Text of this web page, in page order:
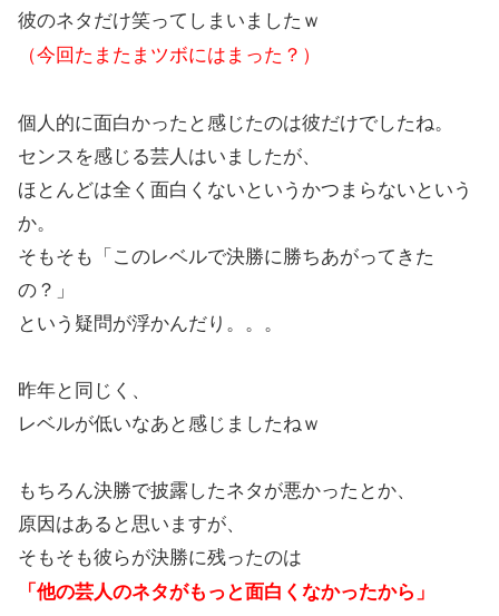
彼のネタだけ笑ってしまいましたｗ
（今回たまたまツボにはまった？）
個人的に面白かったと感じたのは彼だけでしたね。
センスを感じる芸人はいましたが、
ほとんどは全く面白くないというかつまらないという
か。
そもそも「このレベルで決勝に勝ちあがってきた
の？」
という疑問が浮かんだり。。。
昨年と同じく、
レベルが低いなあと感じましたねｗ
もちろん決勝で披露したネタが悪かったとか、
原因はあると思いますが、
そもそも彼らが決勝に残ったのは
「他の芸人のネタがもっと面白くなかったから」